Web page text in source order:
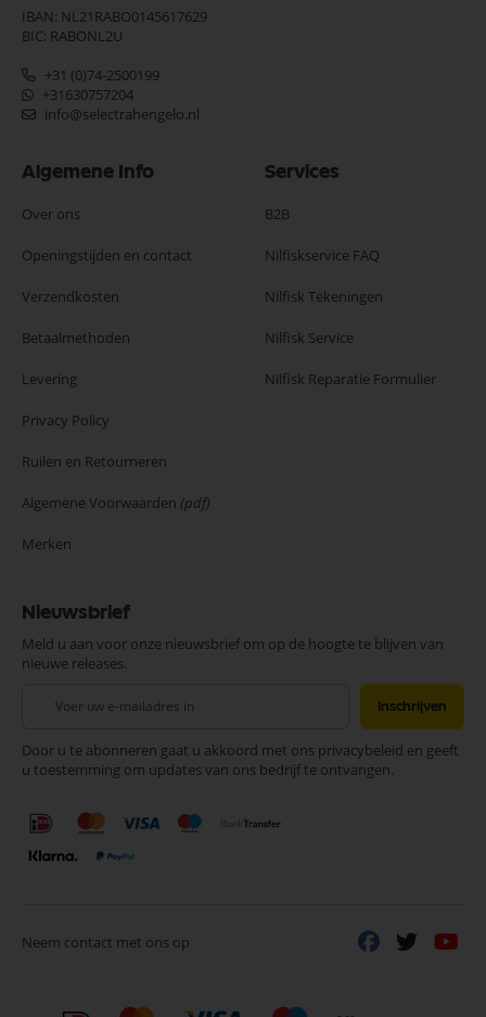
IBAN: NL21RABO0145617629
BIC: RABONL2U
+31 (0)74-2500199
+31630757204
info@selectrahengelo.nl
Algemene Info
Over ons
Openingstijden en contact
Verzendkosten
Betaalmethoden
Levering
Privacy Policy
Ruilen en Retourneren
Algemene Voorwaarden (pdf)
Merken
Services
B2B
Nilfiskservice FAQ
Nilfisk Tekeningen
Nilfisk Service
Nilfisk Reparatie Formulier
Nieuwsbrief
Meld u aan voor onze nieuwsbrief om op de hoogte te blijven van
nieuwe releases.
onze
nieuwsbrief
Inschrijven
Door u te abonneren gaat u akkoord met ons privacybeleid en geeft
u toestemming om updates van ons bedrijf te ontvangen.
Neem contact met ons op